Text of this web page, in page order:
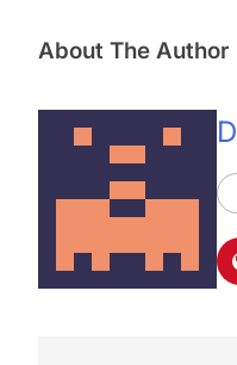
About The Author